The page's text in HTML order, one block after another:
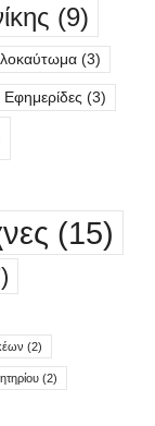
(9)
(3)
Εφημερίδες (3)
(15)
(2)
(2)